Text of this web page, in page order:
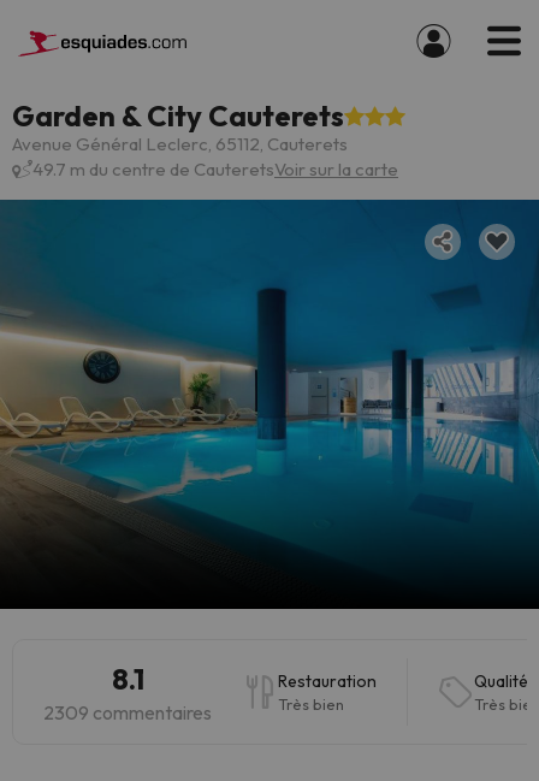
Garden & City Cauterets
Avenue Général Leclerc, 65112, Cauterets
49.7 m du centre de CauteretsVoir sur la carte
8.1
2309 commentaires
Restauration
Très bien Très bien